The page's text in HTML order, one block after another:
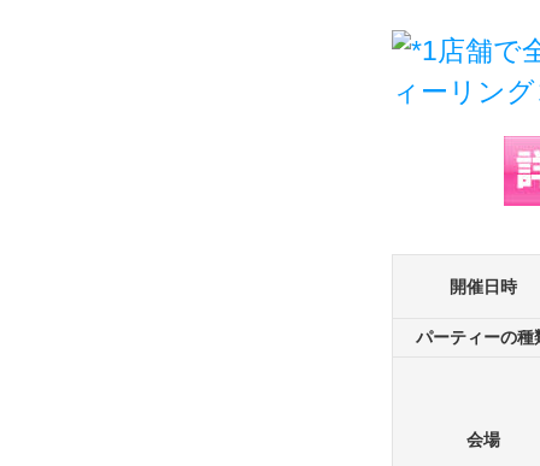
開催日時
パーティーの種
会場